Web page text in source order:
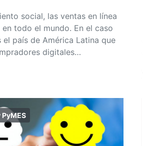
social, las ventas en línea
todo el mundo. En el caso
el país de América Latina que
digitales…